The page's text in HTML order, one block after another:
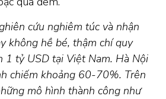
cứu nghiêm túc và nhận
không hề bé, thậm chí quy
1 tỷ USD tại Việt Nam. Hà Nội
chiếm khoảng 60-70%. Trên
mô hình thành công như